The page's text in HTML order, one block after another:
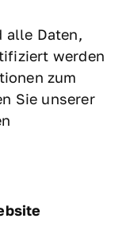
alle Daten,
werden
zum
Sie unserer